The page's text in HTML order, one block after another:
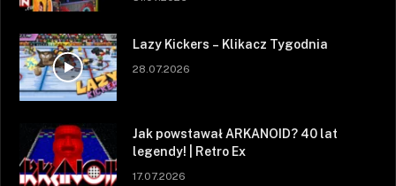
Lazy Kickers – Klikacz Tygodnia
28.07.2026
Jak powstawał ARKANOID? 40 lat
legendy! | Retro Ex
17.07.2026